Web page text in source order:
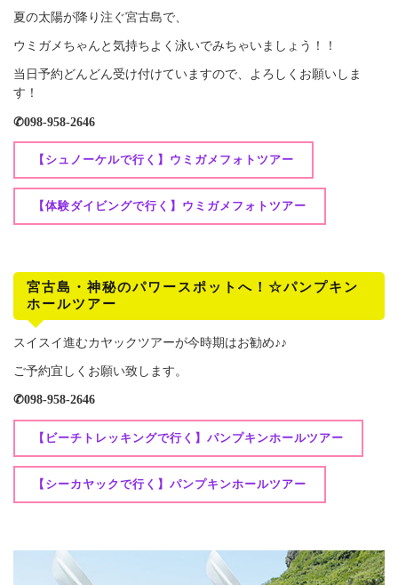
夏の太陽が降り注ぐ宮古島で、
ウミガメちゃんと気持ちよく泳いでみちゃいましょう！！
当日予約どんどん受け付けていますので、よろしくお願いしま
す！
✆098-958-2646
【シュノーケルで行く】ウミガメフォトツアー
【体験ダイビングで行く】ウミガメフォトツアー
宮古島・神秘のパワースポットへ！☆パンプキン
ホールツアー
スイスイ進むカヤックツアーが今時期はお勧め♪♪
ご予約宜しくお願い致します。
✆098-958-2646
【ビーチトレッキングで行く】パンプキンホールツアー
【シーカヤックで行く】パンプキンホールツアー